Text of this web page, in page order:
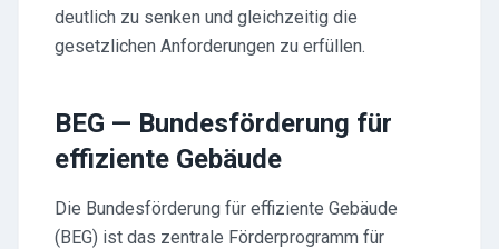
deutlich zu senken und gleichzeitig die
gesetzlichen Anforderungen zu erfüllen.
BEG — Bundesförderung für
effiziente Gebäude
Die Bundesförderung für effiziente Gebäude
(BEG) ist das zentrale Förderprogramm für